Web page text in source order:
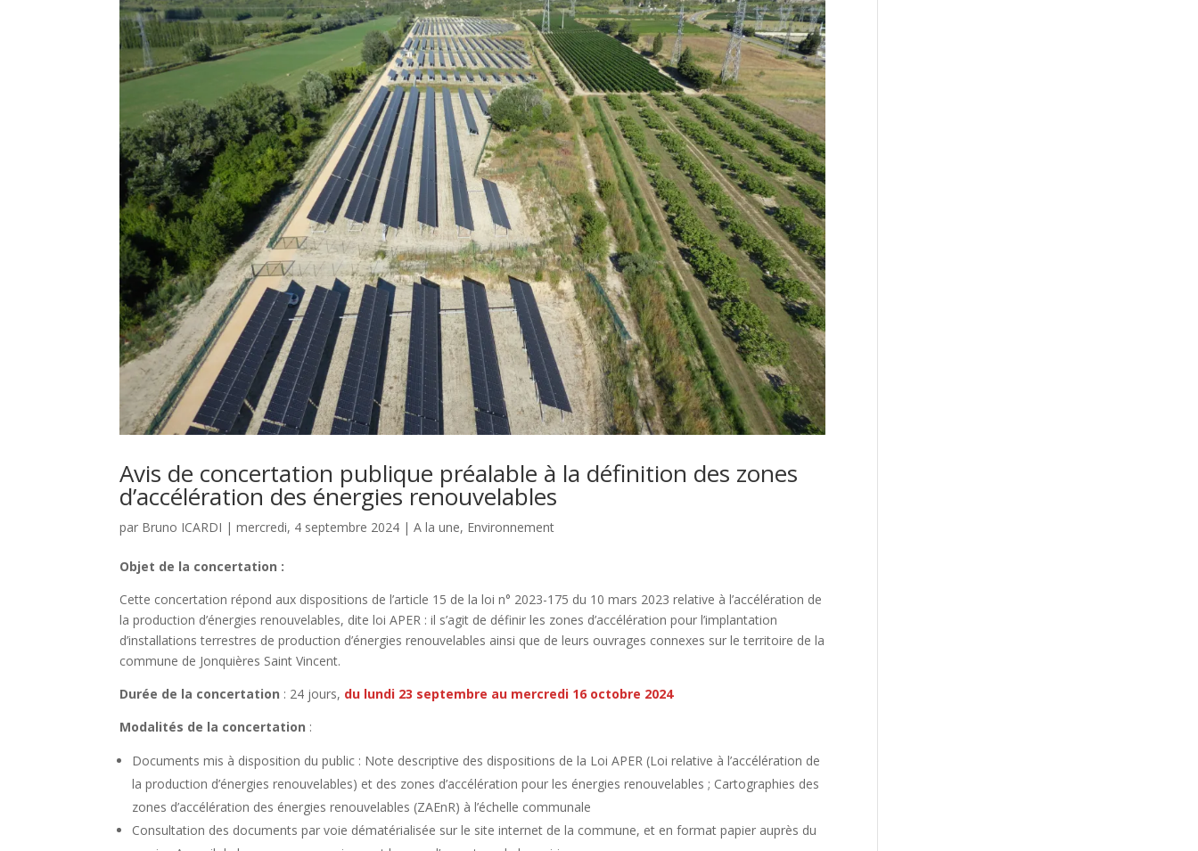
Avis de concertation publique préalable à la définition des zones
d’accélération des énergies renouvelables
par Bruno ICARDI |mercredi, 4 septembre 2024 |A la une, Environnement
Objet de la concertation :
Cette concertation répond aux dispositions de l’article 15 de la loi n° 2023-175 du 10 mars 2023 relative à l’accélération de
la production d’énergies renouvelables, dite loi APER : il s’agit de définir les zones d’accélération pour l’implantation
d’installations terrestres de production d’énergies renouvelables ainsi que de leurs ouvrages connexes sur le territoire de la
commune de Jonquières Saint Vincent.
Durée de la concertation : 24 jours, du lundi 23 septembre au mercredi 16 octobre 2024
Modalités de la concertation :
Documents mis à disposition du public : Note descriptive des dispositions de la Loi APER (Loi relative à l’accélération de
la production d’énergies renouvelables) et des zones d’accélération pour les énergies renouvelables ; Cartographies des
zones d’accélération des énergies renouvelables (ZAEnR) à l’échelle communale
Consultation des documents par voie dématérialisée sur le site internet de la commune, et en format papier auprès du